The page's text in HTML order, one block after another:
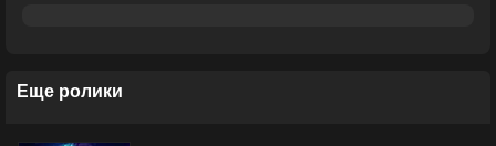
Еще ролики